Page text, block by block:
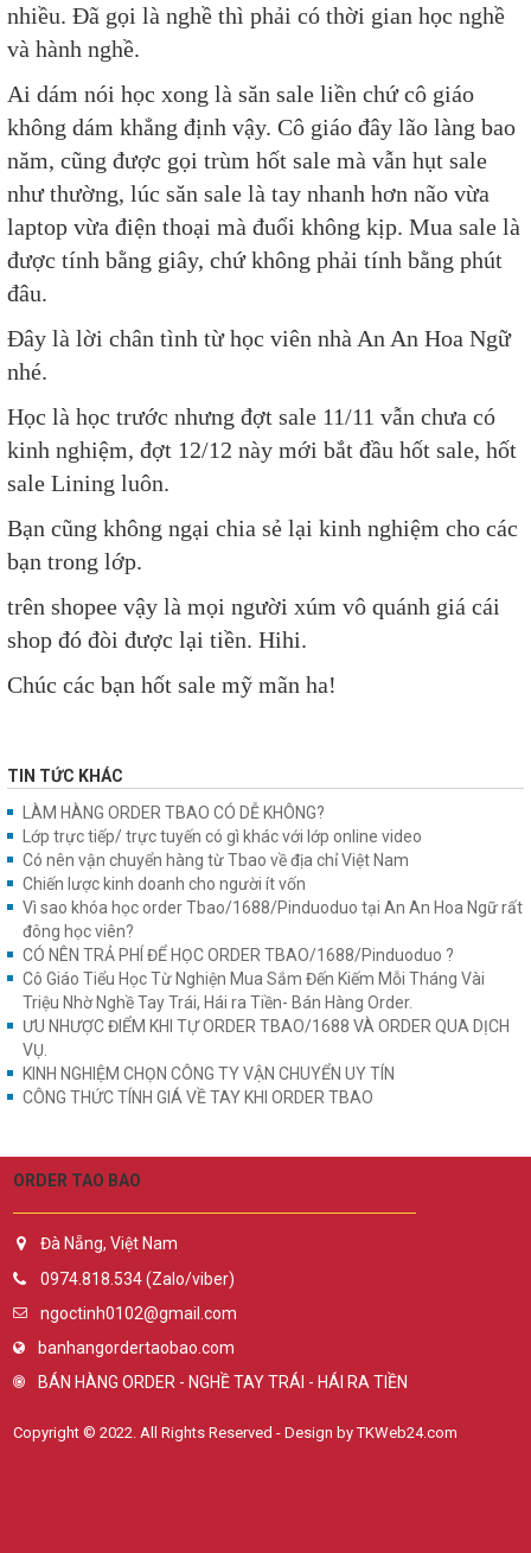
nhiều. Đã gọi là nghề thì phải có thời gian học nghề
và hành nghề.
Ai dám nói học xong là săn sale liền chứ cô giáo
không dám khẳng định vậy. Cô giáo đây lão làng bao
năm, cũng được gọi trùm hốt sale mà vẫn hụt sale
như thường, lúc săn sale là tay nhanh hơn não vừa
laptop vừa điện thoại mà đuổi không kịp. Mua sale là
được tính bằng giây, chứ không phải tính bằng phút
đâu.
Đây là lời chân tình từ học viên nhà An An Hoa Ngữ
nhé.
Học là học trước nhưng đợt sale 11/11 vẫn chưa có
kinh nghiệm, đợt 12/12 này mới bắt đầu hốt sale, hốt
sale Lining luôn.
Bạn cũng không ngại chia sẻ lại kinh nghiệm cho các
bạn trong lớp.
trên shopee vậy là mọi người xúm vô quánh giá cái
shop đó đòi được lại tiền. Hihi.
Chúc các bạn hốt sale mỹ mãn ha!
TIN TỨC KHÁC
LÀM HÀNG ORDER TBAO CÓ DỄ KHÔNG?
Lớp trực tiếp/ trực tuyến có gì khác với lớp online video
Có nên vận chuyển hàng từ Tbao về địa chỉ Việt Nam
Chiến lược kinh doanh cho người ít vốn
Vì sao khóa học order Tbao/1688/Pinduoduo tại An An Hoa Ngữ rất
đông học viên?
CÓ NÊN TRẢ PHÍ ĐỂ HỌC ORDER TBAO/1688/Pinduoduo ?
Cô Giáo Tiểu Học Từ Nghiện Mua Sắm Đến Kiếm Mỗi Tháng Vài
Triệu Nhờ Nghề Tay Trái, Hái ra Tiền- Bán Hàng Order.
ƯU NHƯỢC ĐIỂM KHI TỰ ORDER TBAO/1688 VÀ ORDER QUA DỊCH
VỤ.
KINH NGHIỆM CHỌN CÔNG TY VẬN CHUYỂN UY TÍN
CÔNG THỨC TÍNH GIÁ VỀ TAY KHI ORDER TBAO
ORDER TAO BAO
Đà Nẵng, Việt Nam
0974.818.534 (Zalo/viber)
ngoctinh0102@gmail.com
banhangordertaobao.com
BÁN HÀNG ORDER - NGHỀ TAY TRÁI - HÁI RA TIỀN
Copyright © 2022. All Rights Reserved - Design by TKWeb24.com